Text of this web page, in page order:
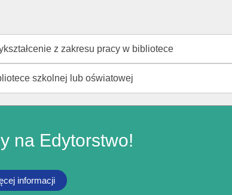
z zakresu pracy w bibliotece
szkolnej lub oświatowej
na Edytorstwo!
informacji